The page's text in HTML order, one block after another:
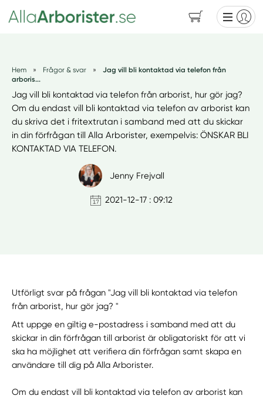
Hem » Frågor & svar »
Jag vill bli kontaktad via telefon från
arboris...
Jag vill bli kontaktad via telefon från arborist, hur gör jag?
Om du endast vill bli kontaktad via telefon av arborist kan
du skriva det i fritextrutan i samband med att du skickar
in din förfrågan till Alla Arborister, exempelvis: ÖNSKAR BLI
KONTAKTAD VIA TELEFON.
Jenny Frejvall
2021-12-17 : 09:12
Utförligt svar på frågan "Jag vill bli kontaktad via telefon
från arborist, hur gör jag? "
Att uppge en giltig e-postadress i samband med att du
skickar in din förfrågan till arborist är obligatoriskt för att vi
ska ha möjlighet att verifiera din förfrågan samt skapa en
användare till dig på Alla Arborister.
Om du endast vill bli kontaktad via telefon av arborist kan